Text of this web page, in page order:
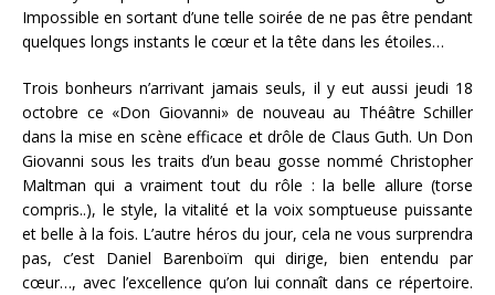
Impossible en sortant d’une telle soirée de ne pas être pendant
quelques longs instants le cœur et la tête dans les étoiles…
Trois bonheurs n’arrivant jamais seuls, il y eut aussi jeudi 18
octobre ce «Don Giovanni» de nouveau au Théâtre Schiller
dans la mise en scène efficace et drôle de Claus Guth. Un Don
Giovanni sous les traits d’un beau gosse nommé Christopher
Maltman qui a vraiment tout du rôle : la belle allure (torse
compris..), le style, la vitalité et la voix somptueuse puissante
et belle à la fois. L’autre héros du jour, cela ne vous surprendra
pas, c’est Daniel Barenboïm qui dirige, bien entendu par
cœur…, avec l’excellence qu’on lui connaît dans ce répertoire.